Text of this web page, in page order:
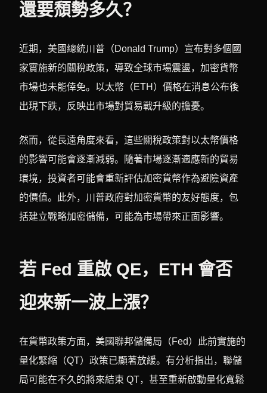
還要頹勢多久？
近期，美國總統川普（Donald Trump）宣布對多個國
家實施新的關稅政策，導致全球市場震盪，加密貨幣
市場也未能倖免。以太幣（ETH）價格在消息公布後
出現下跌，反映出市場對貿易戰升級的擔憂。
然而，從長遠角度來看，這些關稅政策對以太幣價格
的影響可能會逐漸減弱。隨著市場逐漸適應新的貿易
環境，投資者可能會重新評估加密貨幣作為避險資產
的價值。此外，川普政府對加密貨幣的友好態度，包
括建立戰略加密儲備，可能為市場帶來正面影響。
若 Fed 重啟 QE，ETH 會否
迎來新一波上漲？
在貨幣政策方面，美國聯邦儲備局（Fed）此前實施的
量化緊縮（QT）政策已顯著放緩。有分析指出，聯儲
局可能在不久的將來結束 QT，甚至重新啟動量化寬鬆